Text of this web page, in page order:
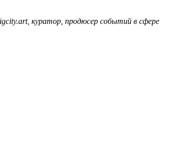
куратор, продюсер событий в сфере